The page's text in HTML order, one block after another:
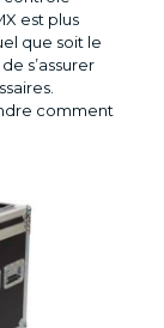
est plus
que soit le
s’assurer
comment